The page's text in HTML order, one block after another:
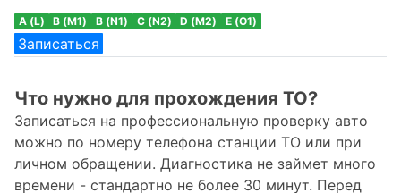
A (L) B (M1) B (N1) C (N2) D (M2) E (O1)
Записаться
Что нужно для прохождения ТО?
Записаться на профессиональную проверку авто
можно по номеру телефона станции ТО или при
личном обращении. Диагностика не займет много
времени - стандартно не более 30 минут. Перед